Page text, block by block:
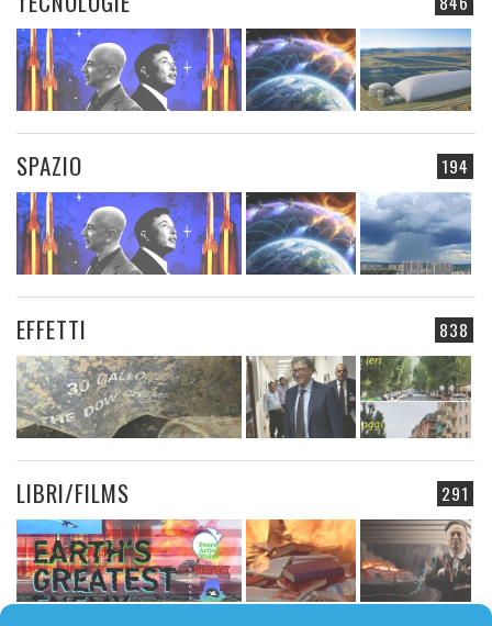
194
SPAZIO
838
EFFETTI
291
LIBRI/FILMS